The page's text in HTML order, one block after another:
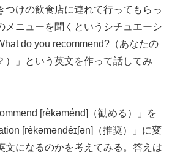
つけの飲食店に連れて行ってもらっ
メニューを聞くというシチュエーシ
do you recommend?（あなたの
）」という英文を作って話してみ
[rèkəménd]（勧める）」を
[rèkəməndéɪʃən]（推奨）」に変
文になるのかを考えてみる。答えは